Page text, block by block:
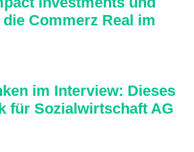
Commerz Real im
im Interview: Dieses
für Sozialwirtschaft AG